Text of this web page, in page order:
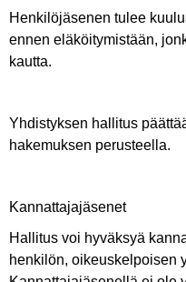
Henkilöjäsenen tulee
ennen eläköitymistään,
kautta.
Yhdistyksen hallitus
hakemuksen perusteella.
Kannattajajäsenet
Hallitus voi hyväksyä
henkilön, oikeuskelpoisen